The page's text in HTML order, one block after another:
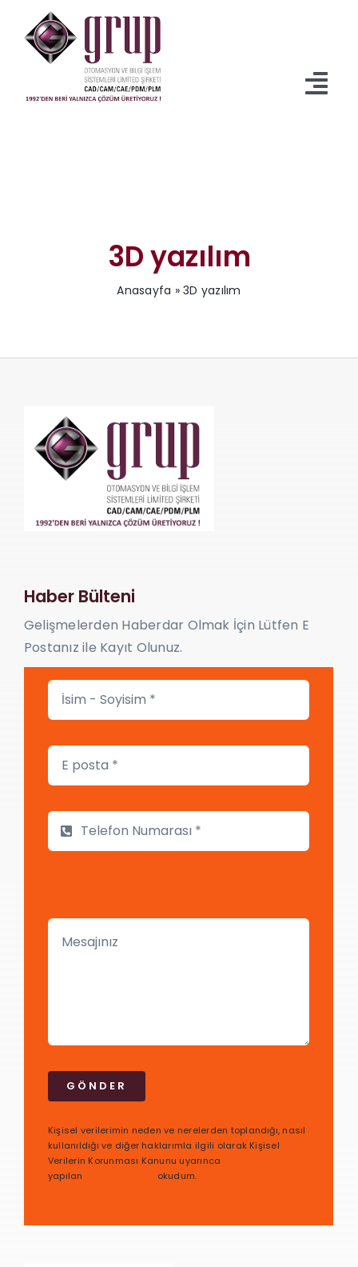
İndirmeler
3D yazılım
Anasayfa »3D yazılım
Haber Bülteni
Gelişmelerden Haberdar Olmak İçin Lütfen E
Postanız ile Kayıt Olunuz.
GÖNDER
Kişisel verilerimin neden ve nerelerden toplandığı, nasıl
kullanıldığı ve diğer haklarımla ilgili olarak Kişisel
Verilerin Korunması Kanunu uyarınca
yapılan
okudum.